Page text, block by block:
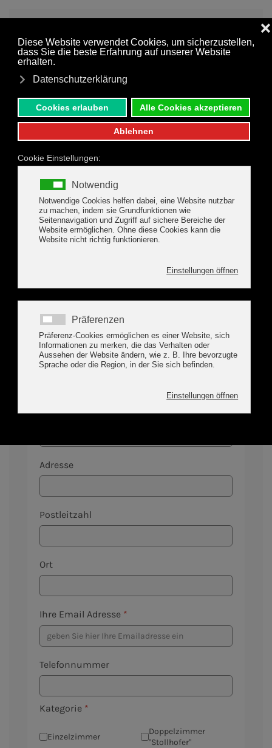
Kontaktformular
Gasthof Stollhofer
Abreise
Name *
Vorname
Adresse
Postleitzahl
Ort
Ihre Email Adresse *
Telefonnummer
Kategorie *
Einzelzimmer
Doppelzimmer
"Stollhofer"